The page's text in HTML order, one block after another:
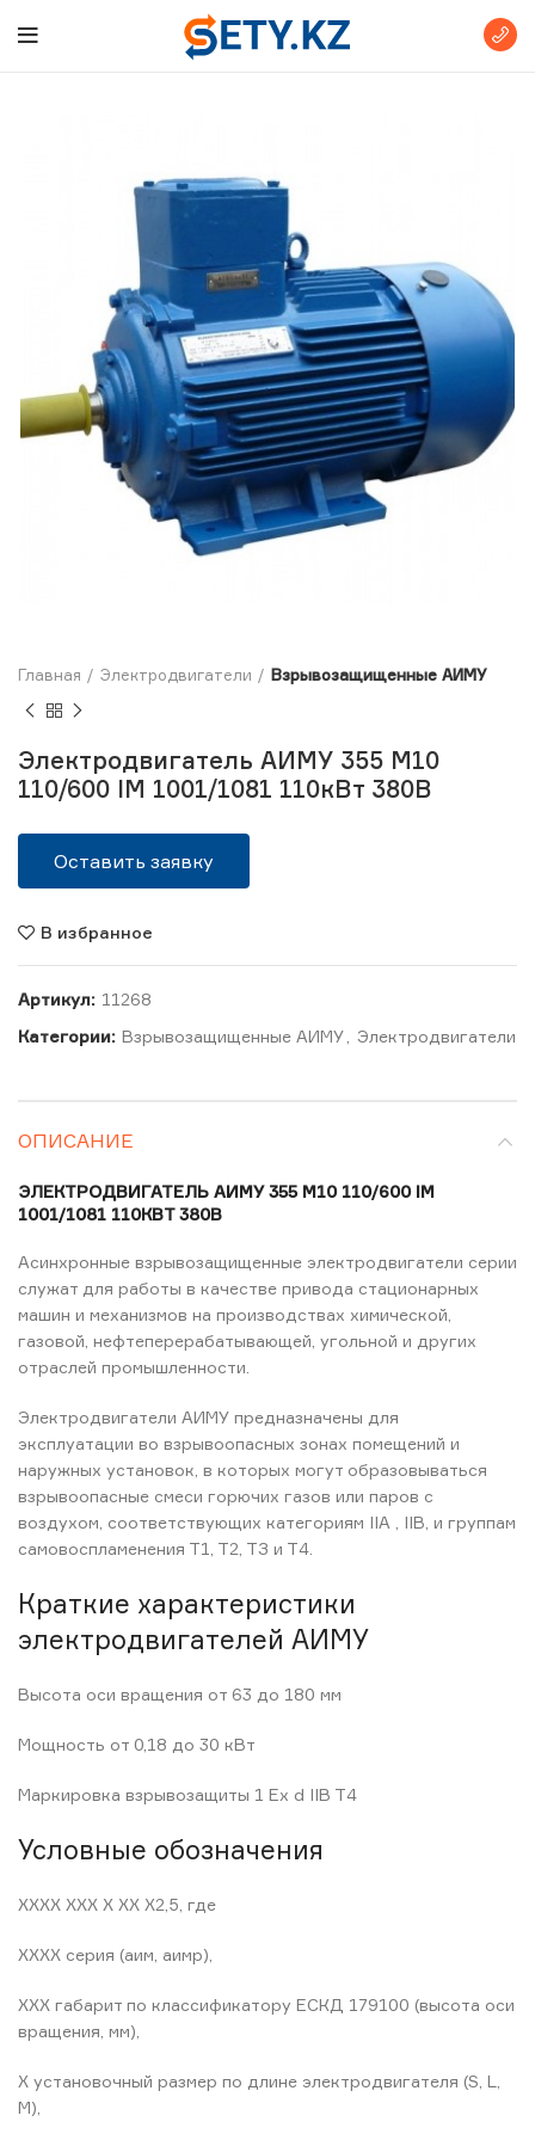
Главная Электродвигатели Взрывозащищенные АИМУ
Электродвигатель АИМУ 355 М10
110/600 IM 1001/1081 110кВт 380В
Оставить заявку
В избранное
Артикул: 11268
Категории: Взрывозащищенные АИМУ Электродвигатели
ОПИСАНИЕ
ЭЛЕКТРОДВИГАТЕЛЬ АИМУ 355 М10 110/600 IM
1001/1081 110КВТ 380В
Асинхронные взрывозащищенные электродвигатели серии
служат для работы в качестве привода стационарных
машин и механизмов на производствах химической,
газовой, нефтеперерабатывающей, угольной и других
отраслей промышленности.
Электродвигатели АИМУ предназначены для
эксплуатации во взрывоопасных зонах помещений и
наружных установок, в которых могут образовываться
взрывоопасные смеси горючих газов или паров с
воздухом, соответствующих категориям IIА , IIВ, и группам
самовоспламенения Т1, Т2, ТЗ и Т4.
Краткие характеристики
электродвигателей АИМУ
Высота оси вращения от 63 до 180 мм
Мощность от 0,18 до 30 кВт
Маркировка взрывозащиты 1 Ex d IIB T4
Условные обозначения
ХХХХ XXX Х XX Х2,5, где
ХХХХ серия (аим, аимр),
XXX габарит по классификатору ЕСКД 179100 (высота оси
вращения, мм),
Х установочный размер по длине электродвигателя (S, L,
М),